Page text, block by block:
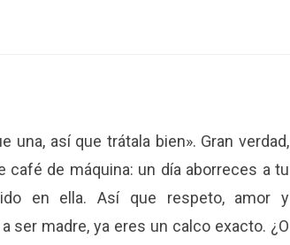
una, así que trátala bien». Gran verdad,
de máquina: un día aborreces a tu
en ella. Así que respeto, amor y
ser madre, ya eres un calco exacto. ¿O